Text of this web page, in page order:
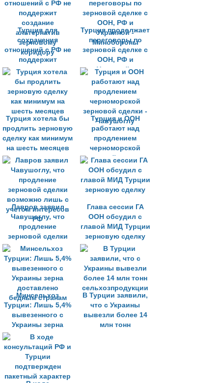
Турция для
сохранения
отношений с РФ не
поддержит
создание
альтернатив
зерновому
коридору
Турция продолжает
переговоры по
зерновой сделке с
ООН, РФ и
Украиной -
Минобороны
Турция хотела бы
продлить зерновую
сделку как минимум
на шесть месяцев
Турция и ООН
работают над
продлением
черноморской
зерновой сделки -
Чавушоглу
Лавров заявил
Чавушоглу, что
продление
зерновой сделки
возможно лишь с
учетом интересов
РФ
Глава сессии ГА
ООН обсудил с
главой МИД Турции
зерновую сделку
Минсельхоз
Турции: Лишь 5,4%
вывезенного с
Украины зерна
доставлено
бедным странам
В Турции заявили,
что с Украины
вывезли более 14
млн тонн